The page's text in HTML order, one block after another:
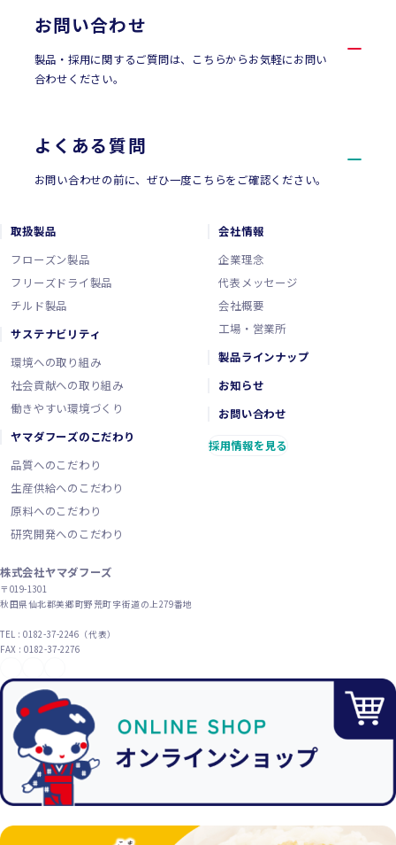
お問い合わせ
製品・採用に関するご質問は、こちらからお気軽にお問い
合わせください。
よくある質問
お問い合わせの前に、ぜひ一度こちらをご確認ください。
取扱製品
フローズン製品
フリーズドライ製品
チルド製品
サステナビリティ
環境への取り組み
社会貢献への取り組み
働きやすい環境づくり
ヤマダフーズのこだわり
品質へのこだわり
生産供給へのこだわり
原料へのこだわり
研究開発へのこだわり
会社情報
企業理念
代表メッセージ
会社概要
工場・営業所
製品ラインナップ
お知らせ
お問い合わせ
採用情報を見る
株式会社ヤマダフーズ
〒019-1301
秋田県仙北郡美郷町野荒町字街道の上279番地
TEL : 0182-37-2246（代表）
FAX : 0182-37-2276